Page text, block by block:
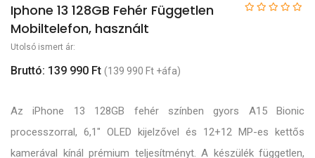
Iphone 13 128GB Fehér Független
Mobiltelefon, használt
Utolsó ismert ár:
Bruttó: 139 990 Ft (139 990 Ft +áfa)
Az iPhone 13 128GB fehér színben gyors A15 Bionic
processzorral, 6,1" OLED kijelzővel és 12+12 MP-es kettős
kamerával kínál prémium teljesítményt. A készülék független,